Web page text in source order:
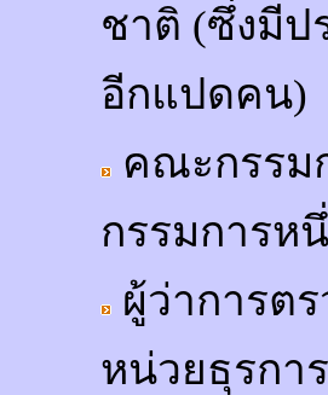
ชาติ (ซึ่งมีป
อีกแปดคน)
คณะกรรม
กรรมการห
ผู้ว่าการต
หน่วยธุรกา